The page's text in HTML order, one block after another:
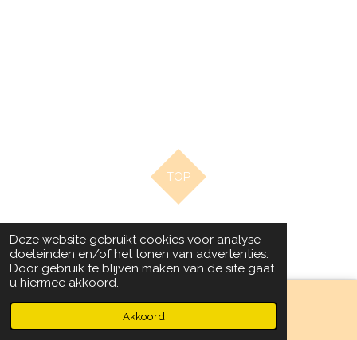
Deze website gebruikt cookies voor analyse-
doeleinden en/of het tonen van advertenties.
Door gebruik te blijven maken van de site gaat
u hiermee akkoord.
Akkoord
TOP
© 2020 - 2022 Beads by Chantal
Powered by JouwWeb
Facebook